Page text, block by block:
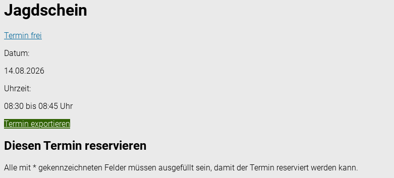
Jagdschein
Termin frei
Datum:
14.08.2026
Uhrzeit:
08:30 bis 08:45 Uhr
Termin exportieren
Diesen Termin reservieren
Alle mit * gekennzeichneten Felder müssen ausgefüllt sein, damit der Termin reserviert werden kann.